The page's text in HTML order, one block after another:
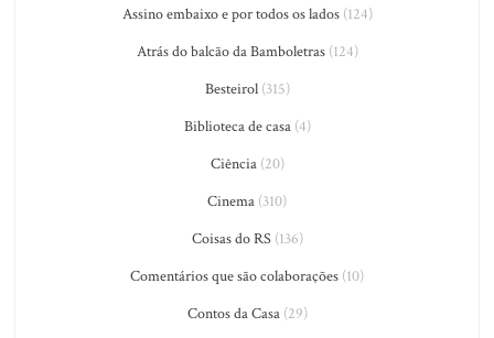
Assino embaixo e por todos os lados(124)
Atrás do balcão da Bamboletras(124)
Besteirol(315)
Biblioteca de casa(4)
Ciência(20)
Cinema (310)
Coisas do RS(136)
Comentários que são colaborações (10)
Contos da Casa(29)